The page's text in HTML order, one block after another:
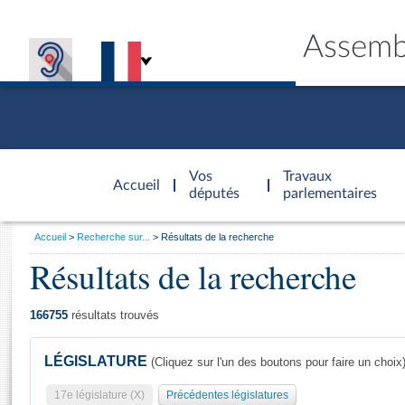
Accueil
d'accueil
Vos
députés
Travaux
parlementaires
Général
Vous
Accueil Recherche sur... Résultats de la recherche
Résultats de la recherche
166755 résultats trouvés
LÉGISLATURE (Cliquez sur l'un des boutons pour faire un choix)
17e législature (X) Précédentes législatures